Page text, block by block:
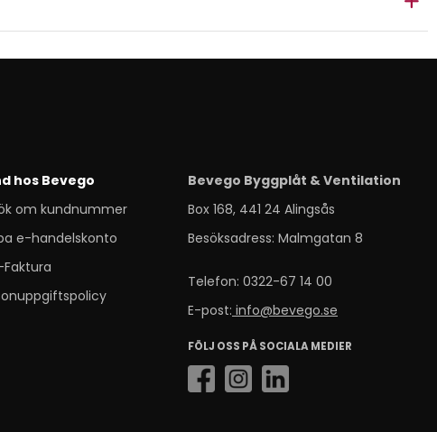
hos Bevego
om kundnummer
e-handelskonto
Faktura
Bevego Byggplåt & Ventilation
Box 168, 441 24 Alingsås
Besöksadress: Malmgatan 8
Telefon: 0322-67 14 00
E-post: info@bevego.se
FÖLJ OSS PÅ SOCIALA MEDIER